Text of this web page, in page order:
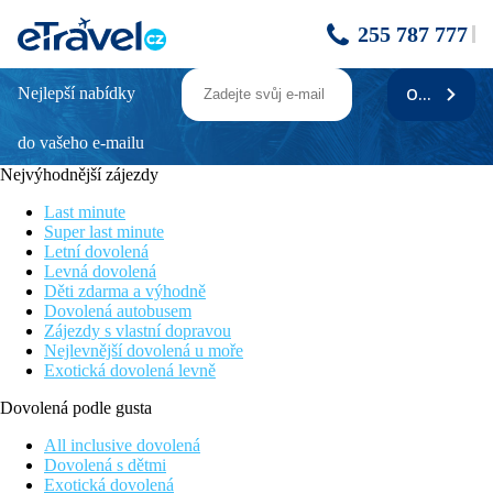
255 787 777
The Dome Luxury
Novinka pro léto 2024
Nedaleko oblíbené písečné pláže
Vhodné pro páry i pro rodiny s dětmi
Poloha
Hotel umístěný v letovisku Limenaria, na jihu ostrova. Písečná
pláž vzdálená cca 150 m. Přímo v letovisku možnost zábavy,
přístav Limenas (spojení s letištěm Kavala) cca 39 km.
Vybavení
35 pokojů ve dvoupatrové budově, vstupní hala s recepcí, výtah,
restaurace, bar. Venku bazén, terasa s lehátky a slunečníky
zdarma, bar u bazénu.
Pokoje
Dvoulůžkový pokoj Deluxe, Výhled hory
(vysoušeč vlasů), klimatizace, TV/sat., lednička, trezor, telefon,
Nejlepší nabídky
do vašeho e-mailu
ODEBÍRAT
Nejvýhodnější zájezdy
Last minute
Super last minute
Letní dovolená
Levná dovolená
Děti zdarma a výhodně
Dovolená autobusem
Zájezdy s vlastní dopravou
Nejlevnější dovolená u moře
Exotická dovolená levně
Dovolená podle gusta
All inclusive dovolená
Dovolená s dětmi
Exotická dovolená